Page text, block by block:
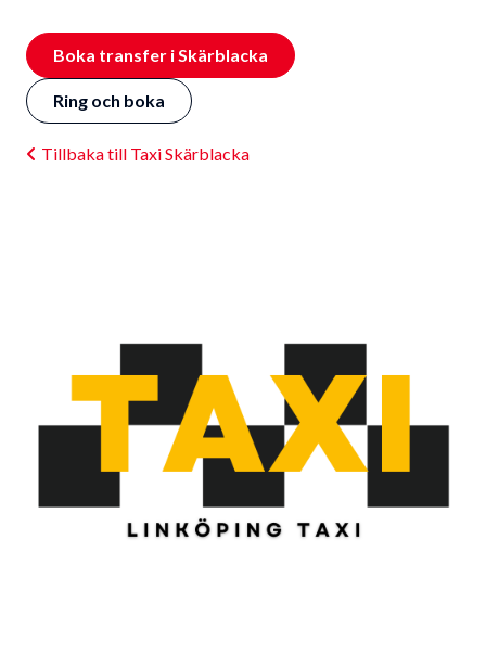
Boka transfer i Skärblacka
Ring och boka
Tillbaka till Taxi Skärblacka